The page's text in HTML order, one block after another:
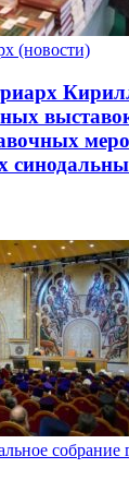
(новости)